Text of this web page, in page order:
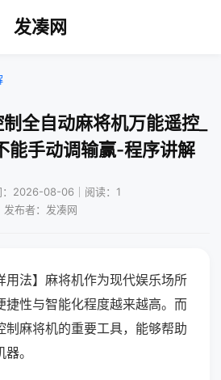
发凑网
全自动麻将机万能遥控_
能手动调输赢-程序讲解
：2026-08-06｜阅读：1
发布者：发凑网
用法】麻将机作为现代娱乐场所
捷性与智能化程度越来越高。而
制麻将机的重要工具，能够帮助
。